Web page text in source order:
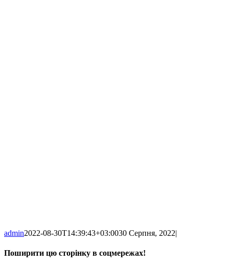
admin2022-08-30T14:39:43+03:0030 Серпня, 2022|
Поширити цю сторінку в соцмережах!